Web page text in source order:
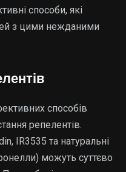
способи, які
з цими нежданими
способів
репелентів.
IR3535 та натуральні
можуть суттєво